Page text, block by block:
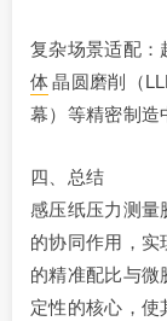
复杂场景适配：
体晶圆磨削（
幕）等精密制造
四、总结
感压纸压力测量
的协同作用，实
的精准配比与微
定性的核心，使